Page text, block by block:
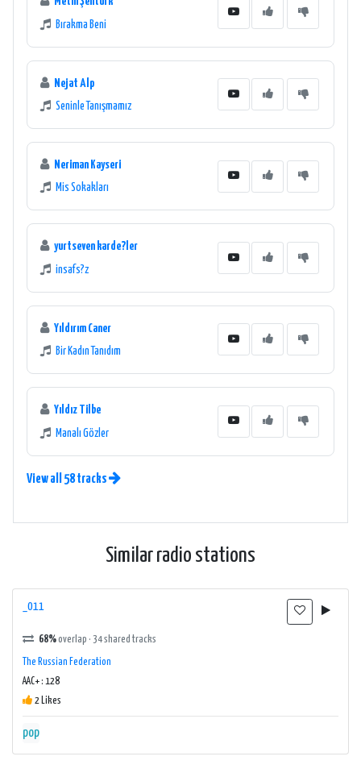
Bırakma Beni
Nejat Alp
Seninle Tanışmamız
Neriman Kayseri
Mis Sokakları
yurtseven karde?ler
insafs?z
Yıldırım Caner
Bir Kadın Tanıdım
Yıldız Tilbe
Manalı Gözler
View all 58 tracks
Similar radio stations
_011
68%overlap · 34 shared tracks
The Russian Federation
AAC+ : 128
2 Likes
pop